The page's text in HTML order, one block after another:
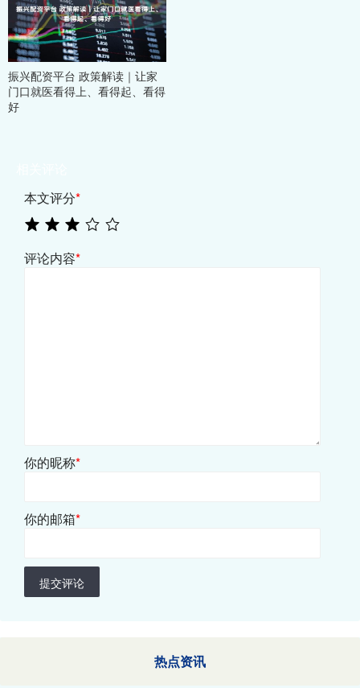
振兴配资平台 政策解读｜让家
门口就医看得上、看得起、看得
好
本文评分*
评论内容*
你的昵称*
你的邮箱*
提交评论
热点资讯